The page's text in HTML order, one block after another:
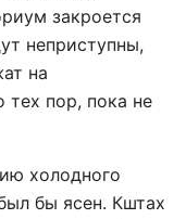
закроется
неприступны,
на
пор, пока не
холодного
бы ясен. Кштах